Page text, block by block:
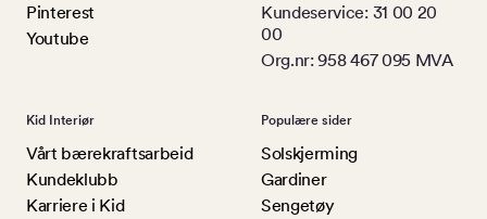
Pinterest
Youtube
Kundeservice: 31 00 20
00
Org.nr: 958 467 095 MVA
Kid Interiør
Vårt bærekraftsarbeid
Kundeklubb
Karriere i Kid
Populære sider
Solskjerming
Gardiner
Sengetøy